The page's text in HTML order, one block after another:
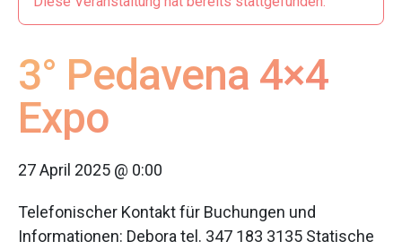
3° Pedavena 4×4
Expo
27 April 2025 @ 0:00
Telefonischer Kontakt für Buchungen und
Informationen: Debora tel. 347 183 3135 Statische